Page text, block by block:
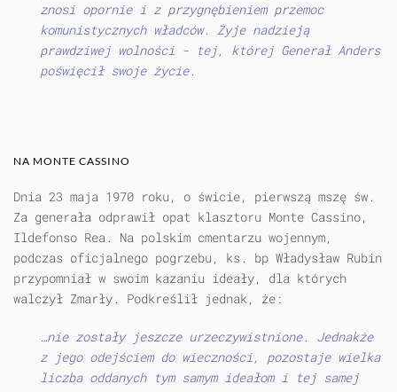
znosi opornie i z przygnębieniem przemoc
komunistycznych władców. Żyje nadzieją
prawdziwej wolności - tej, której Generał Anders
poświęcił swoje życie.
NA MONTE CASSINO
Dnia 23 maja 1970 roku, o świcie, pierwszą mszę św.
Za generała odprawił opat klasztoru Monte Cassino,
Ildefonso Rea. Na polskim cmentarzu wojennym,
podczas oficjalnego pogrzebu, ks. bp Władysław Rubin
przypomniał w swoim kazaniu ideały, dla których
walczył Zmarły. Podkreślił jednak, że:
…nie zostały jeszcze urzeczywistnione. Jednakże
z jego odejściem do wieczności, pozostaje wielka
liczba oddanych tym samym ideałom i tej samej